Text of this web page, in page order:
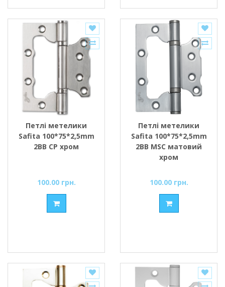
Петлі метелики
Safita 100*75*2,5mm
2BB CP хром
100.00 грн.
Петлі метелики
Safita 100*75*2,5mm
2BB MSC матовий
хром
100.00 грн.